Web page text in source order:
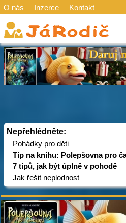
O nás Inzerce Kontakt
Nepřehlédněte:
Pohádky pro děti
Tip na knihu: Polepšovna pro
7 tipů, jak být úplně v pohodě
Jak řešit neplodnost